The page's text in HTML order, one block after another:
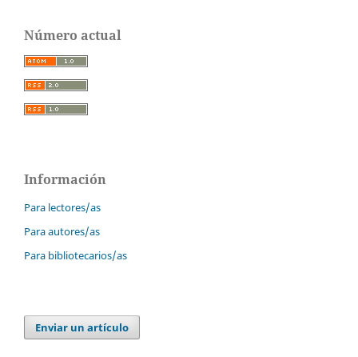
Número actual
Información
Para lectores/as
Para autores/as
Para bibliotecarios/as
Enviar un artículo